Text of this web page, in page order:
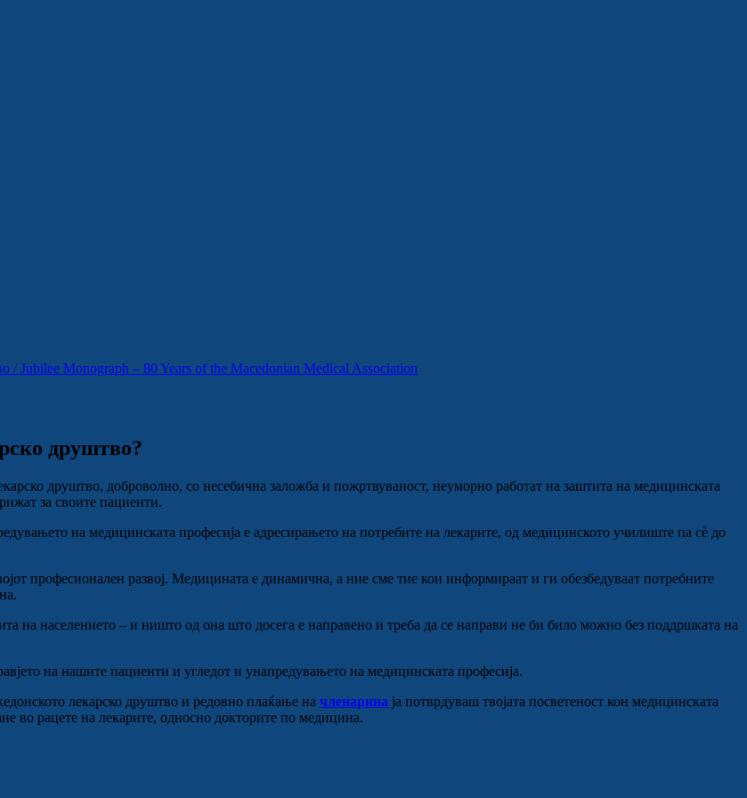
Jubilee Monograph – 80 Years of the Macedonian Medical Association
друштво?
друштво, доброволно, со несебична заложба и пожртвуваност, неуморно работат на заштита на медицинската
за своите пациенти.
на медицинската професија е адресирањето на потребите на лекарите, од медицинското училиште па сè до
професионален развој. Медицината е динамична, а ние сме тие кои информираат и ги обезбедуваат потребните
на населението – и ништо од она што досега е направено и треба да се направи не би било можно без поддршката на
на нашите пациенти и угледот и унапредувањето на медицинската професија.
лекарско друштво и редовно плаќање на членарина ја потврдуваш твојата посветеност кон медицинската
во рацете на лекарите, односно докторите по медицина.